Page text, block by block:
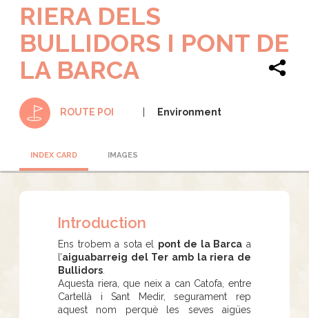
RIERA DELS
BULLIDORS I PONT DE
LA BARCA
ROUTE POI Environment
INDEX CARD IMAGES
Introduction
Ens trobem a sota el pont de la Barca a
l’aiguabarreig del Ter amb la riera de
Bullidors
Aquesta riera, que neix a can Catofa, entre
Cartellà i Sant Medir, segurament rep
aquest nom perquè les seves aigües